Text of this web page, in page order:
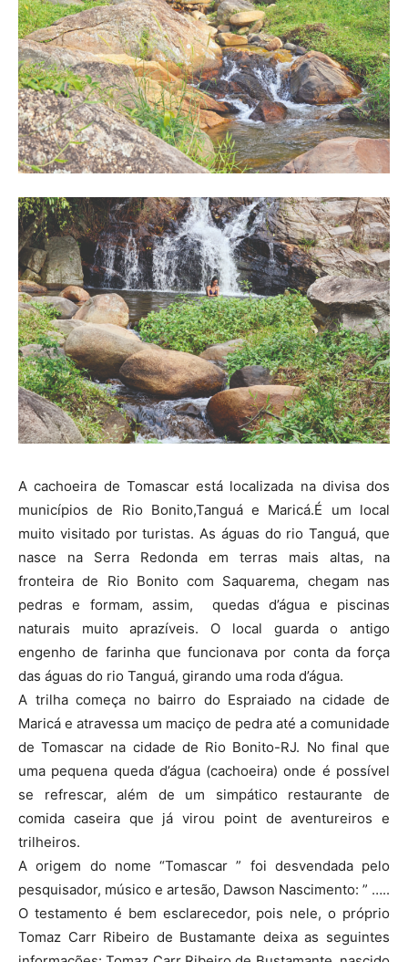
A cachoeira de Tomascar está localizada na divisa dos
municípios de Rio Bonito,Tanguá e Maricá.É um local
muito visitado por turistas. As águas do rio Tanguá, que
nasce na Serra Redonda em terras mais altas, na
fronteira de Rio Bonito com Saquarema, chegam nas
pedras e formam, assim, quedas d’água e piscinas
naturais muito aprazíveis. O local guarda o antigo
engenho de farinha que funcionava por conta da força
das águas do rio Tanguá, girando uma roda d’água.
A trilha começa no bairro do Espraiado na cidade de
Maricá e atravessa um maciço de pedra até a comunidade
de Tomascar na cidade de Rio Bonito-RJ. No final que
uma pequena queda d’água (cachoeira) onde é possível
se refrescar, além de um simpático restaurante de
comida caseira que já virou point de aventureiros e
trilheiros.
A origem do nome “Tomascar ” foi desvendada pelo
pesquisador, músico e artesão, Dawson Nascimento: ” …..
O testamento é bem esclarecedor, pois nele, o próprio
Tomaz Carr Ribeiro de Bustamante deixa as seguintes